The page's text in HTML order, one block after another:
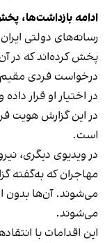
ادامه بازداشت‌ها،
رسانه‌های دولتی
پخش کرده‌اند که در
درخواست فردی مقیم
در این گزارش هویت
است.
در ویدیوی دیگری،
مهاجران که به‌گفته
می‌شوند. آن‌ها بدون
می‌شوند.
این اقدامات با